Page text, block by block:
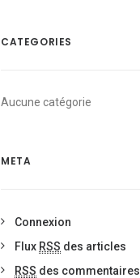
CATEGORIES
Aucune catégorie
META
Connexion
Flux RSS des articles
RSS des commentaires